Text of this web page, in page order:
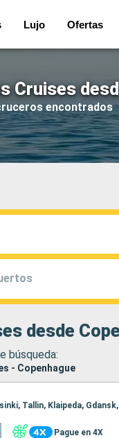
Lujo Ofertas
Cruises
encontrados
desde
búsqueda:
- Copenhague
Tallin, Klaipeda,
Pague en 4X